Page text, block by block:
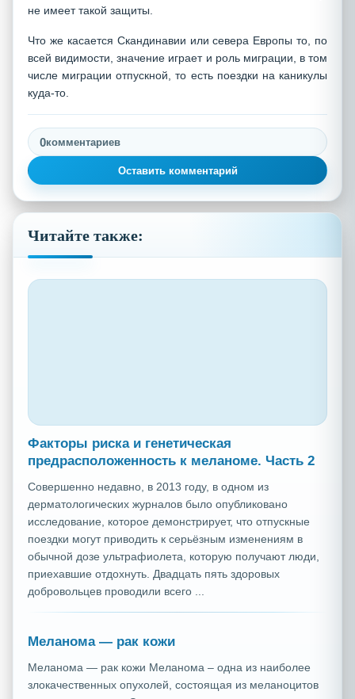
не имеет такой защиты.
Что же касается Скандинавии или севера Европы то, по
всей видимости, значение играет и роль миграции, в том
числе миграции отпускной, то есть поездки на каникулы
куда-то.
0комментариев
Оставить комментарий
Читайте также:
Факторы риска и генетическая
предрасположенность к меланоме. Часть 2
Совершенно недавно, в 2013 году, в одном из
дерматологических журналов было опубликовано
исследование, которое демонстрирует, что отпускные
поездки могут приводить к серьёзным изменениям в
обычной дозе ультрафиолета, которую получают люди,
приехавшие отдохнуть. Двадцать пять здоровых
добровольцев проводили всего ...
Меланома — рак кожи
Меланома — рак кожи Меланома – одна из наиболее
злокачественных опухолей, состоящая из меланоцитов